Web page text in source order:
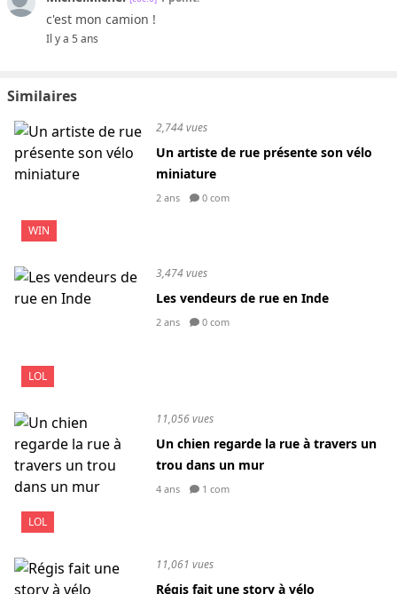
c'est mon camion !
Il y a 5 ans
Similaires
WIN
2,744 vues
Un artiste de rue présente son vélo
miniature
2 ans 0 com
LOL
3,474 vues
Les vendeurs de rue en Inde
2 ans 0 com
LOL
11,056 vues
Un chien regarde la rue à travers un
trou dans un mur
4 ans 1 com
11,061 vues
Régis fait une story à vélo